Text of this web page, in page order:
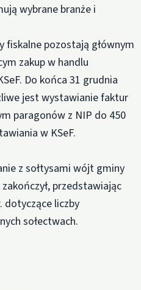
wybrane branże i
fiskalne pozostają głównym
zakup w handlu
Do końca 31 grudnia
jest wystawianie faktur
paragonów z NIP do 450
w KSeF.
z sołtysami wójt gminy
przedstawiając
dotyczące liczby
sołectwach.